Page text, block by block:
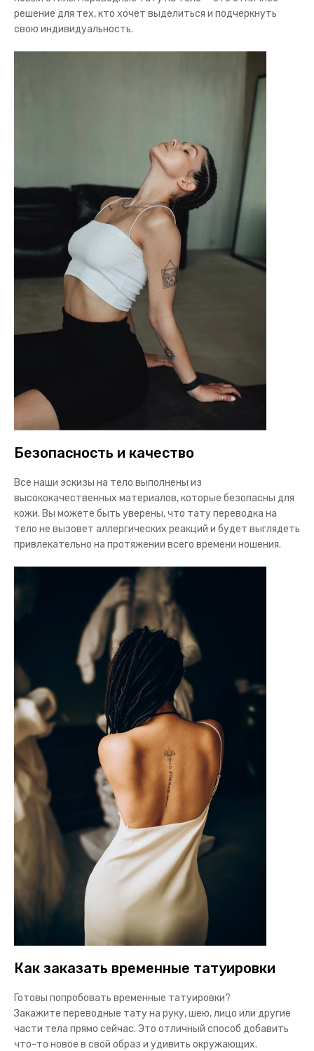
решение для тех, кто хочет выделиться и подчеркнуть
свою индивидуальность.
Безопасность и качество
Все наши эскизы на тело выполнены из
высококачественных материалов, которые безопасны для
кожи. Вы можете быть уверены, что тату переводка на
тело не вызовет аллергических реакций и будет выглядеть
привлекательно на протяжении всего времени ношения.
Как заказать временные татуировки
Готовы попробовать временные татуировки?
Закажите переводные тату на руку, шею, лицо или другие
части тела прямо сейчас. Это отличный способ добавить
что-то новое в свой образ и удивить окружающих.